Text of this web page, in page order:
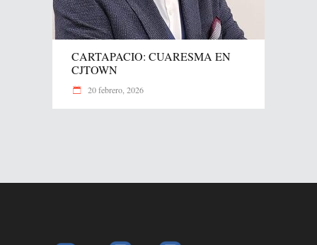
CARTAPACIO: CUARESMA EN
CJTOWN
20 febrero, 2026